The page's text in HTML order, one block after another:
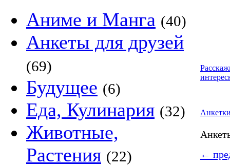
Аниме и Манга (40)
Анкеты для друзей
(69)
Будущее (6)
Еда, Кулинария (32)
Животные,
Растения (22)
←